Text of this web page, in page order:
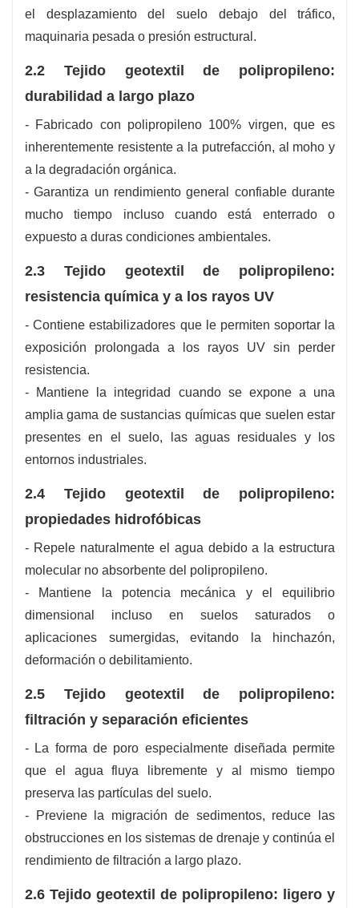
el desplazamiento del suelo debajo del tráfico,
maquinaria pesada o presión estructural.
2.2 Tejido geotextil de polipropileno:
durabilidad a largo plazo
- Fabricado con polipropileno 100% virgen, que es
inherentemente resistente a la putrefacción, al moho y
a la degradación orgánica.
- Garantiza un rendimiento general confiable durante
mucho tiempo incluso cuando está enterrado o
expuesto a duras condiciones ambientales.
2.3 Tejido geotextil de polipropileno:
resistencia química y a los rayos UV
- Contiene estabilizadores que le permiten soportar la
exposición prolongada a los rayos UV sin perder
resistencia.
- Mantiene la integridad cuando se expone a una
amplia gama de sustancias químicas que suelen estar
presentes en el suelo, las aguas residuales y los
entornos industriales.
2.4 Tejido geotextil de polipropileno:
propiedades hidrofóbicas
- Repele naturalmente el agua debido a la estructura
molecular no absorbente del polipropileno.
- Mantiene la potencia mecánica y el equilibrio
dimensional incluso en suelos saturados o
aplicaciones sumergidas, evitando la hinchazón,
deformación o debilitamiento.
2.5 Tejido geotextil de polipropileno:
filtración y separación eficientes
- La forma de poro especialmente diseñada permite
que el agua fluya libremente y al mismo tiempo
preserva las partículas del suelo.
- Previene la migración de sedimentos, reduce las
obstrucciones en los sistemas de drenaje y continúa el
rendimiento de filtración a largo plazo.
2.6 Tejido geotextil de polipropileno: ligero y